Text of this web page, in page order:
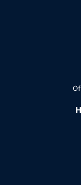
en døgnåben
rådighed mod et